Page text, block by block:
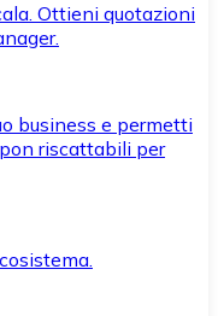
Ottieni quotazioni
business e permetti
riscattabili per